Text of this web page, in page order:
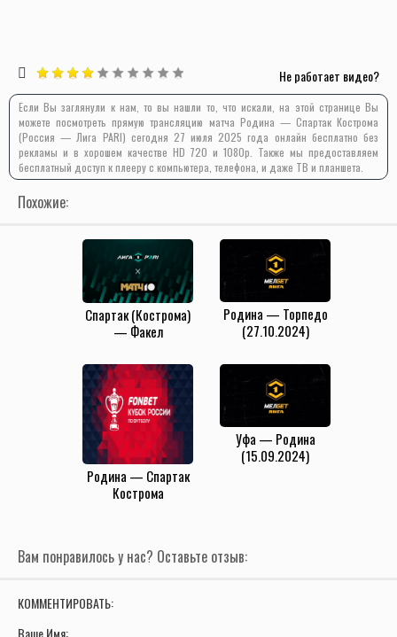
Не работает видео?
Если Вы заглянули к нам, то вы нашли то, что искали, на этой странице Вы
можете посмотреть прямую трансляцию матча Родина — Спартак Кострома
(Россия — Лига PARI) сегодня 27 июля 2025 года онлайн бесплатно без
рекламы и в хорошем качестве HD 720 и 1080p. Также мы предоставляем
бесплатный доступ к плееру с компьютера, телефона, и даже ТВ и планшета.
Похожие:
Спартак (Кострома)
— Факел
Родина — Торпедо
(27.10.2024)
Родина — Спартак
Кострома
Уфа — Родина
(15.09.2024)
Вам понравилось у нас? Оставьте отзыв:
КОММЕНТИРОВАТЬ: